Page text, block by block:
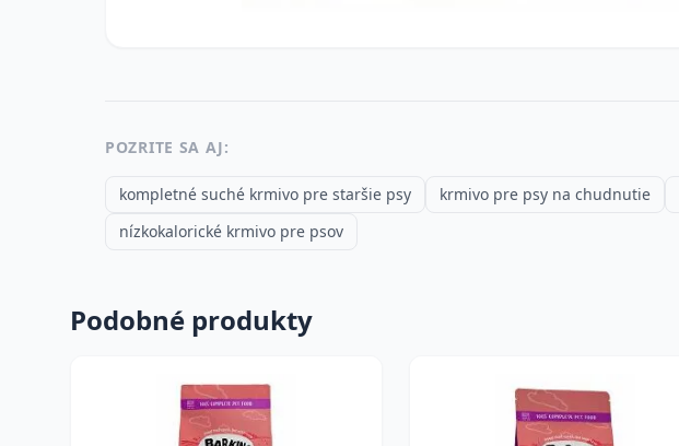
POZRITE SA AJ:
kompletné suché krmivo pre staršie psy krmivo pre psy na chudnutie
nízkokalorické krmivo pre psov
Podobné produkty